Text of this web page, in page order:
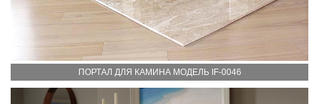
ПОРТАЛ ДЛЯ КАМИНА МОДЕЛЬ IF-0046